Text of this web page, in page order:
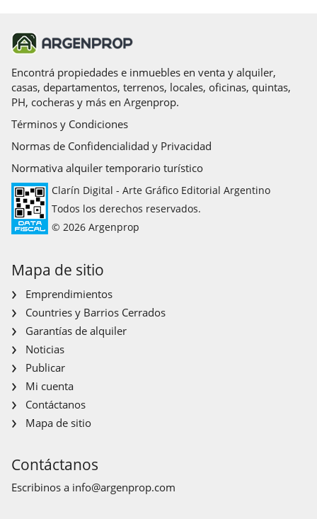
Encontrá propiedades e inmuebles en venta y alquiler,
casas, departamentos, terrenos, locales, oficinas, quintas,
PH, cocheras y más en Argenprop.
Términos y Condiciones
Normas de Confidencialidad y Privacidad
Normativa alquiler temporario turístico
Clarín Digital - Arte Gráfico Editorial Argentino
Todos los derechos reservados.
© 2026 Argenprop
Mapa de sitio
Emprendimientos
Countries y Barrios Cerrados
Garantías de alquiler
Noticias
Publicar
Mi cuenta
Contáctanos
Mapa de sitio
Contáctanos
Escribinos a info@argenprop.com